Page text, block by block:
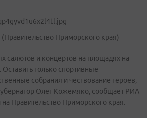
Приморского края)
салютов и концертов на площадях на
только спортивные
собрания и чествование героев,
Олег Кожемяко, сообщает РИА
Правительство Приморского края.